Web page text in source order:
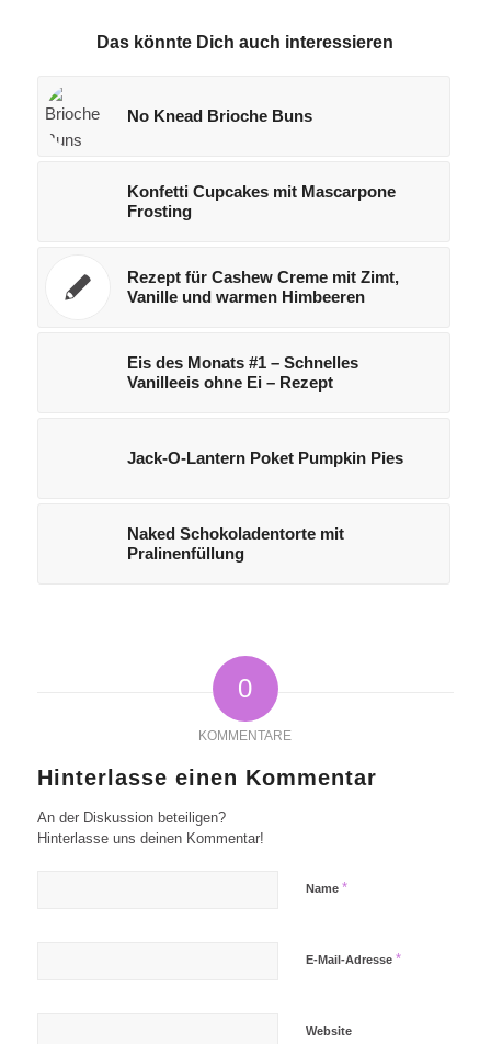
Das könnte Dich auch interessieren
No Knead Brioche Buns
Konfetti Cupcakes mit Mascarpone
Frosting
Rezept für Cashew Creme mit Zimt,
Vanille und warmen Himbeeren
Eis des Monats #1 – Schnelles
Vanilleeis ohne Ei – Rezept
Jack-O-Lantern Poket Pumpkin Pies
Naked Schokoladentorte mit
Pralinenfüllung
0
KOMMENTARE
Hinterlasse einen Kommentar
An der Diskussion beteiligen?
Hinterlasse uns deinen Kommentar!
Name *
E-Mail-Adresse *
Website